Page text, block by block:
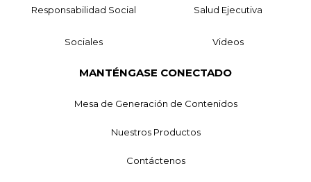
Responsabilidad Social Salud Ejecutiva
Sociales Videos
MANTÉNGASE CONECTADO
Mesa de Generación de Contenidos
Nuestros Productos
Contáctenos